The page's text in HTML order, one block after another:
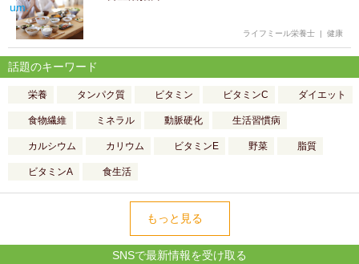
ライフミール栄養士 | 健康
話題のキーワード
栄養 タンパク質 ビタミン ビタミンC ダイエット
食物繊維 ミネラル 動脈硬化 生活習慣病
カルシウム カリウム ビタミンE 野菜 脂質
ビタミンA 食生活
もっと見る
SNSで最新情報を受け取る